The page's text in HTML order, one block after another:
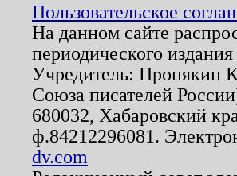
Пользовательское
На данном сайте
периодического
Учредитель: Пронякин
Союза писателей
680032, Хабаровский
ф.84212296081.
dv.com